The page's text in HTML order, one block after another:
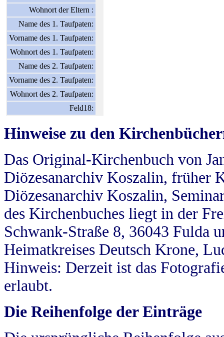
Wohnort der Eltern :
Name des 1. Taufpaten:
Vorname des 1. Taufpaten:
Wohnort des 1. Taufpaten:
Name des 2. Taufpaten:
Vorname des 2. Taufpaten:
Wohnort des 2. Taufpaten:
Feld18:
Hinweise zu den
Das Original-Kirchenbuch von
Diözesanarchiv Koszalin, früher
Diözesanarchiv Koszalin,
des Kirchenbuches liegt in der
Schwank-Straße 8, 36043 Fulda
Heimatkreises Deutsch Krone,
Hinweis: Derzeit ist das
erlaubt.
Die Reihenfolge der Einträge